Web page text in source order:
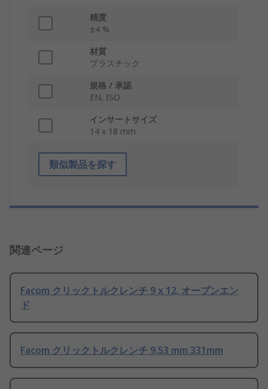
精度
±4 %
材質
プラスチック
規格 / 承認
EN, ISO
インサートサイズ
14 x 18 mm
類似製品を探す
関連ページ
Facom クリックトルクレンチ 9 x 12, オープンエン
ド
Facom クリックトルクレンチ 9.53 mm 331mm